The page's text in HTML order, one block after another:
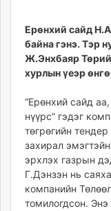
mnb.mn
Livetv.mn
Eguur.mn
shuud.mn
eagle.mn
ergelt.mn
zarig.mn
today.mn
zuv.mn
mminfo.mn
Ерөнхий сайд
байна гэнэ. Тэр
Ж.Энхбаяр
хурлын үеэр
“Ерөнхий сайд
нүүрс” гэдэг
төгрөгийн
захирал
эрхлэх газрын
Г.Дэнзэн нь
компанийн
томилогдсон.